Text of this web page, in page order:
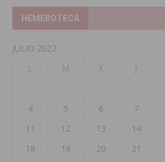
HEMEROTECA
JULIO 2022
L
M X J
4
5 6 7
11
12 13 14
18
19 20 21